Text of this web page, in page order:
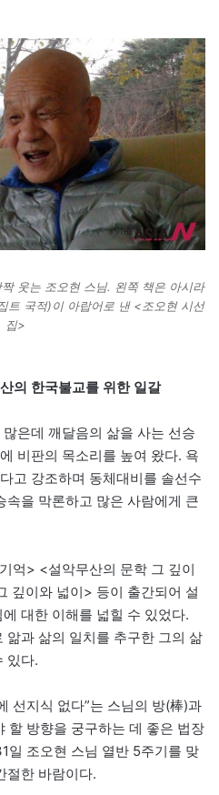
웃는 조오현 스님. 왼쪽 책은 아시라
트 국적)이 아랍어로 낸 <조오현 시선
집>
의 한국불교를 위한 일갈
은데 깨달음의 삶을 사는 선승
비판의 목소리를 높여 왔다. 욕
고 강조하며 동체대비를 솔선수
속을 막론하고 많은 사람에게 큰
억> <설악무산의 문학 그 깊이
깊이와 넓이> 등이 출간되어 설
대한 이해를 넓힐 수 있었다.
앎과 삶의 일치를 추구한 그의 삶
있다.
선지식 없다”는 스님의 방(棒)과
할 방향을 궁구하는 데 좋은 법장
일 조오현 스님 열반 5주기를 맞
절한 바람이다.